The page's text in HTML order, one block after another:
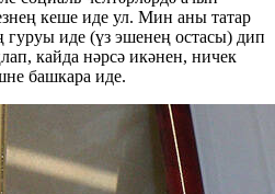
кеше иде ул. Мин аны татар
гуруы иде (үз эшенең остасы) дип
кайда нәрсә икәнен, ничек
башкара иде.